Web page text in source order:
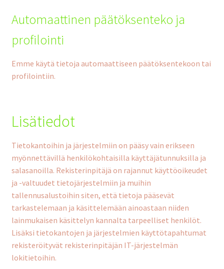
Automaattinen päätöksenteko ja
profilointi
Emme käytä tietoja automaattiseen päätöksentekoon tai
profilointiin.
Lisätiedot
Tietokantoihin ja järjestelmiin on pääsy vain erikseen
myönnettävillä henkilökohtaisilla käyttäjätunnuksilla ja
salasanoilla. Rekisterinpitäjä on rajannut käyttöoikeudet
ja -valtuudet tietojärjestelmiin ja muihin
tallennusalustoihin siten, että tietoja pääsevät
tarkastelemaan ja käsittelemään ainoastaan niiden
lainmukaisen käsittelyn kannalta tarpeelliset henkilöt.
Lisäksi tietokantojen ja järjestelmien käyttötapahtumat
rekisteröityvät rekisterinpitäjän IT-järjestelmän
lokitietoihin.